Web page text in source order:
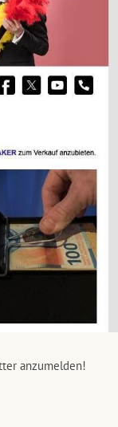
anzumelden!